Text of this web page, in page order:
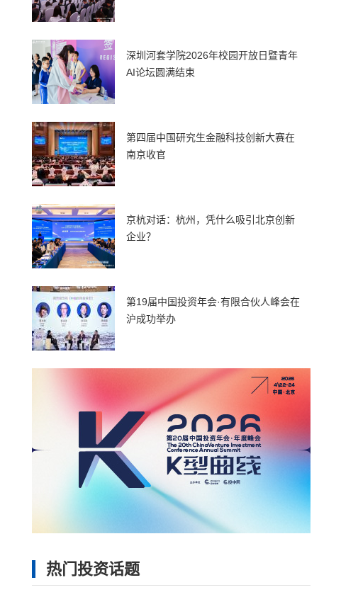
深圳河套学院2026年校园开放日暨青年
AI论坛圆满结束
第四届中国研究生金融科技创新大赛在
南京收官
京杭对话：杭州，凭什么吸引北京创新
企业？
第19届中国投资年会·有限合伙人峰会在
沪成功举办
热门投资话题